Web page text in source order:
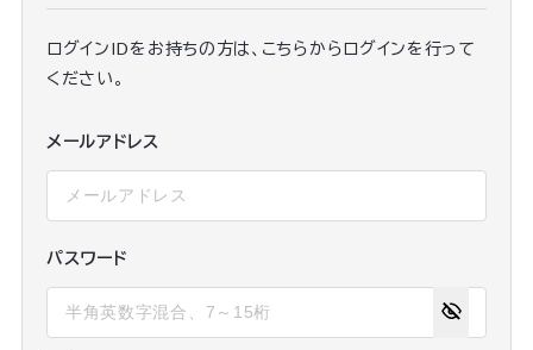
ログインIDをお持ちの方は、こちらからログインを行って
ください。
メールアドレス
パスワード